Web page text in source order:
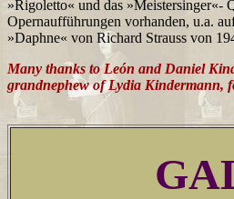
»Rigoletto« und das »Meistersinger«-
Opernaufführungen vorhanden, u.a.
»Daphne« von Richard Strauss von
Many thanks to León and Daniel
grandnephew of Lydia